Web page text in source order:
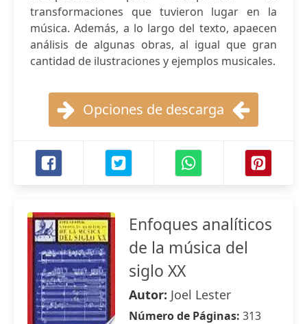
transformaciones que tuvieron lugar en la
música. Además, a lo largo del texto, apaecen
análisis de algunas obras, al igual que gran
cantidad de ilustraciones y ejemplos musicales.
Opciones de descarga
Enfoques analíticos
de la música del
siglo XX
Autor: Joel Lester
Número de Páginas: 313